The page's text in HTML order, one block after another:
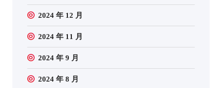
2024 年 12 月
2024 年 11 月
2024 年 9 月
2024 年 8 月